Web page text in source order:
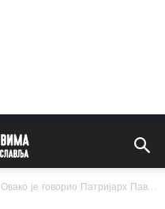
Овако је говорио Патријарх Павле – мудре изреке и цитати Патријарха...